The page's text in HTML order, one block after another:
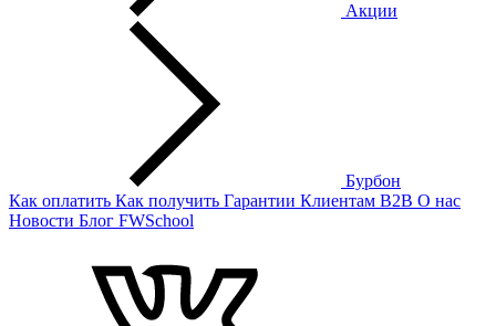
Акции
Бурбон
Как оплатить Как получить Гарантии Клиентам B2B О нас
Новости Блог FWSchool